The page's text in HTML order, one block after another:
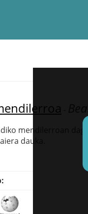
mendilerroan
dauka.